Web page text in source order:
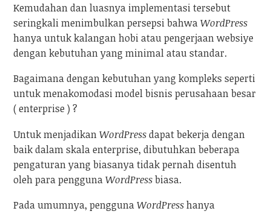
Kemudahan dan luasnya implementasi tersebut
seringkali menimbulkan persepsi bahwaWordPress
hanya untuk kalangan hobi atau pengerjaan websiye
dengan kebutuhan yang minimal atau standar.
Bagaimana dengan kebutuhan yang kompleks seperti
untuk menakomodasi model bisnis perusahaan besar
( enterprise ) ?
Untuk menjadikanWordPressdapat bekerja dengan
baik dalam skala enterprise, dibutuhkan beberapa
pengaturan yang biasanya tidak pernah disentuh
oleh para penggunaWordPressbiasa.
Pada umumnya, penggunaWordPresshanya